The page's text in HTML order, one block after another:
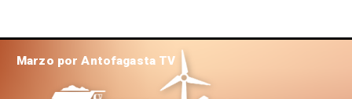
Marzo por Antofagasta TV